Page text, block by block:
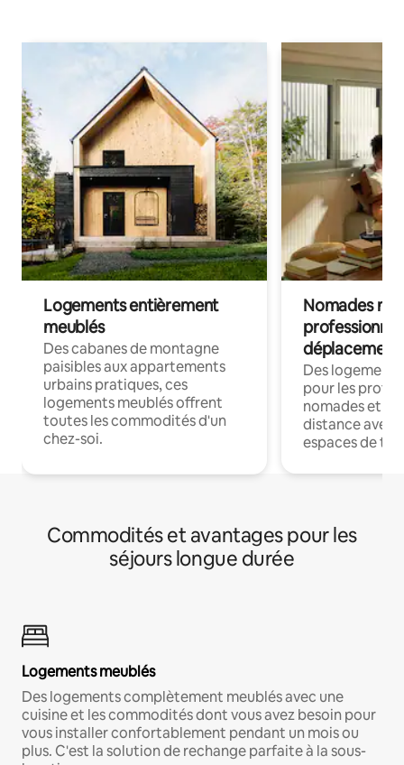
Logements entièrement
meublés
Des cabanes de montagne
paisibles aux appartements
urbains pratiques, ces
logements meublés offrent
toutes les commodités d'un
chez-soi.
Nomades
déplacement
Des
pour les
nomades et
distance avec
espaces de
Commodités et avantages pour les
séjours longue durée
Logements meublés
Des logements complètement meublés avec une
cuisine et les commodités dont vous avez besoin pour
vous installer confortablement pendant un mois ou
plus. C'est la solution de rechange parfaite à la sous-